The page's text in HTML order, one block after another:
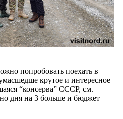
попробовать поехать в
крутое и интересное
“консерва” СССР, см.
дня на 3 больше и бюджет